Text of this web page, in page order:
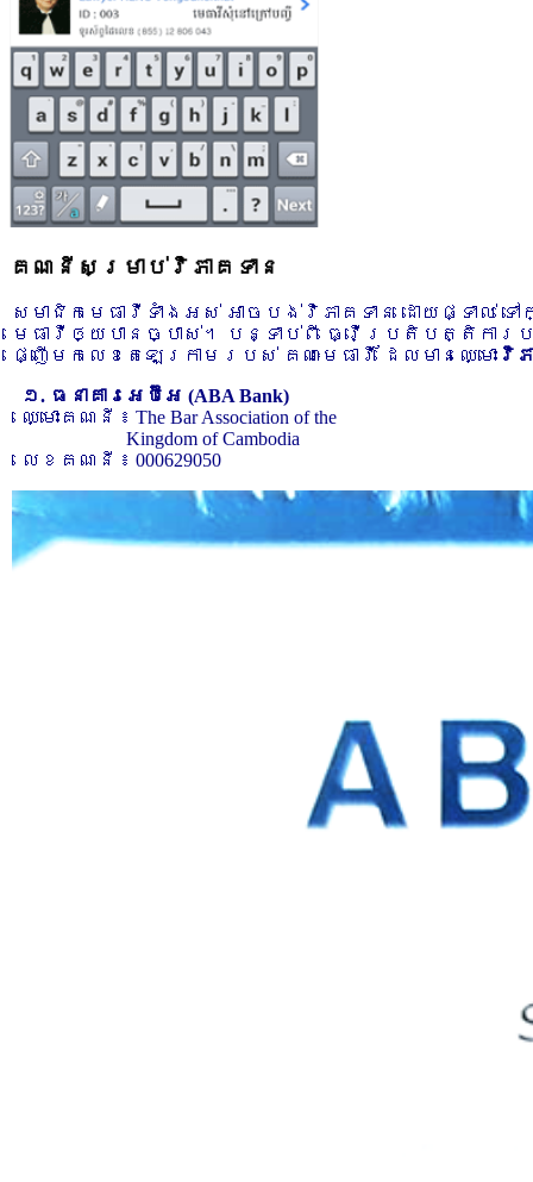
គណនីសម្រាប់វិភាគទាន
សមាជិកមេធាវីទាំងអស់ អាចបង់វិភាគទាន ដោយផ្ទាល់
មេធាវីឲ្យបានច្បាស់។ បន្ទាប់ពី ធ្វើប្រតិបត្តិកា
ផ្ញើមកលេខតេឡេក្រាមរបស់ គណៈមេធាវី ដែលមានឈ្មោះ វិភ
១. ធនាគារអេប៊ីអេ (ABA Bank)
ឈ្មោះគណនី ៖ The Bar Association of the
Kingdom of Cambodia
លេខគណនី ៖ 000629050